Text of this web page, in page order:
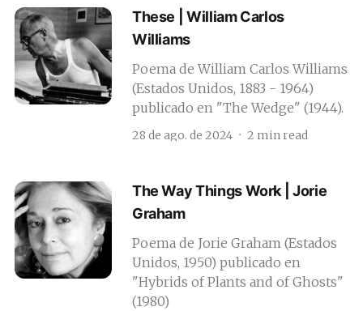
These | William Carlos
Williams
Poema de William Carlos Williams
(Estados Unidos, 1883 - 1964)
publicado en "The Wedge" (1944).
28 de ago. de 2024 2 min read
The Way Things Work | Jorie
Graham
Poema de Jorie Graham (Estados
Unidos, 1950) publicado en
"Hybrids of Plants and of Ghosts"
(1980)